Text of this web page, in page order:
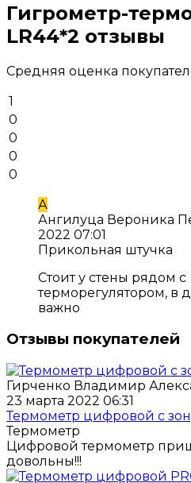
Гигрометр-
LR44*2 отзывы
Средняя оценка
1
0
0
0
0
А
Ангилуца Вероника
2022 07:01
Прикольная штучка
Стоит у стены рядом с
терморегулятором, в
важно
Отзывы покупателей
Гирченко Владимир
23 марта 2022 06:31
Термометр цифровой с
Термометр
Цифровой термометр
довольны!!!